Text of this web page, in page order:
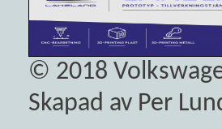
© 2018
Skapad av Per